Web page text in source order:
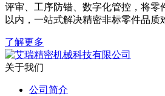
评审、工序防错、数字化管控，将零
以内，一站式解决精密非标零件品质
了解更多
关于我们
公司简介